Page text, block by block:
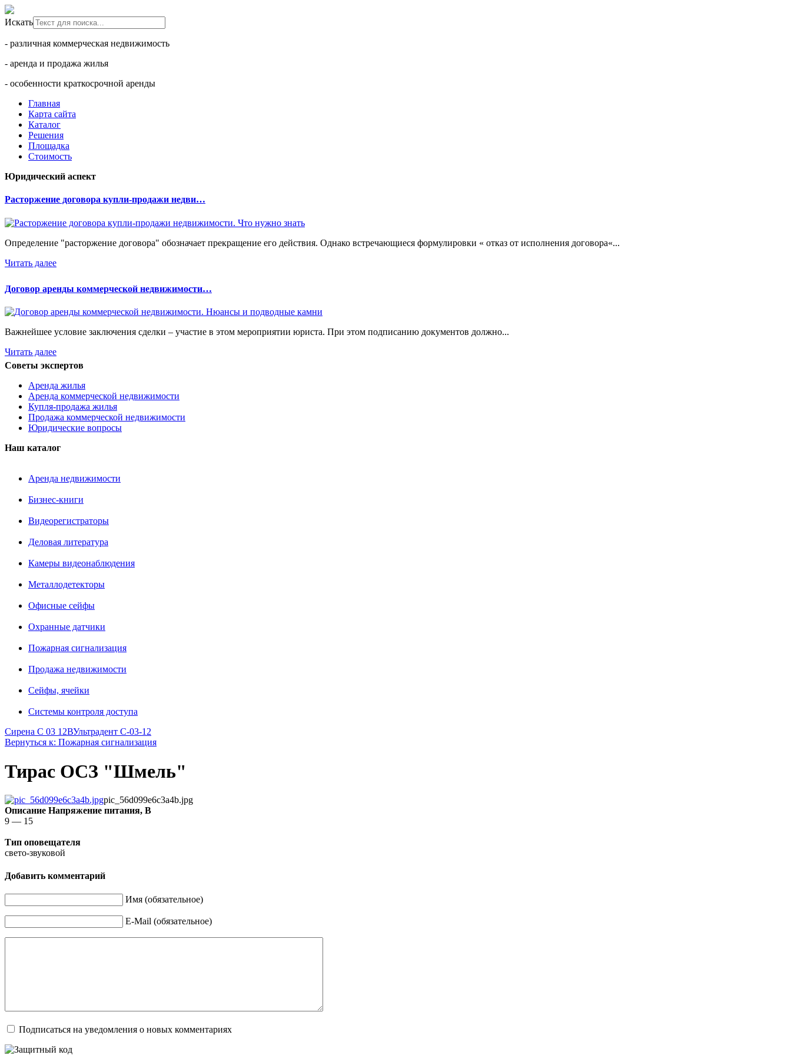
Искать
- различная коммерческая недвижимость
- аренда и продажа жилья
- особенности краткосрочной аренды
Главная
Карта сайта
Каталог
Решения
Площадка
Стоимость
Юридический аспект
Расторжение договора купли-продажи недви…
Определение "расторжение договора" обозначает прекращение его действия. Однако встречающиеся формулировки « отказ от исполнения договора«...
Читать далее
Договор аренды коммерческой недвижимости…
Важнейшее условие заключения сделки – участие в этом мероприятии юриста. При этом подписанию документов должно...
Читать далее
Советы экспертов
Аренда жилья
Аренда коммерческой недвижимости
Купля-продажа жилья
Продажа коммерческой недвижимости
Юридические вопросы
Наш каталог
Аренда недвижимости
Бизнес-книги
Видеорегистраторы
Деловая литература
Камеры видеонаблюдения
Металлодетекторы
Офисные сейфы
Охранные датчики
Пожарная сигнализация
Продажа недвижимости
Сейфы, ячейки
Системы контроля доступа
Сирена С 03 12ВУльтрадент С-03-12
Вернуться к: Пожарная сигнализация
Тирас ОСЗ "Шмель"
pic_56d099e6c3a4b.jpg
Описание Напряжение питания, В
9 — 15
Тип оповещателя
свето-звуковой
Добавить комментарий
Имя (обязательное)
E-Mail (обязательное)
Подписаться на уведомления о новых комментариях